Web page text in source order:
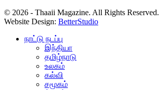
© 2026 - Thaaii Magazine. All Rights Reserved.
Website Design: BetterStudio
நாட்டு நடப்பு
இந்தியா
தமிழ்நாடு
உலகம்
கல்வி
சமூகம்